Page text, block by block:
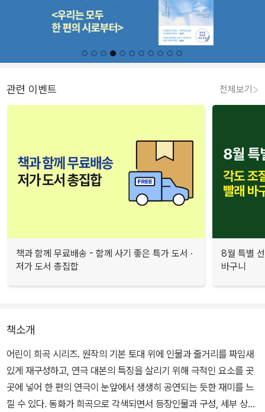
관련 이벤트 전체보기
책과 함께 무료배송 - 함께 사기 좋은 특가 도서 ·
저가 도서 총집합
8월 특별
바구니
책소개
어린이 희곡 시리즈. 원작의 기본 토대 위에 인물과 줄거리를 짜임새
있게 재구성하고, 연극 대본의 특징을 살리기 위해 극적인 요소를 곳
곳에 넣어 한 편의 연극이 눈앞에서 생생히 공연되는 듯한 재미를 느
낄 수 있다. 동화가 희곡으로 각색되면서 등장인물과 구성, 세부 상황